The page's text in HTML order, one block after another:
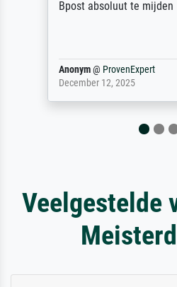
Reinhold,@
April 22, 2026
Veelgestelde